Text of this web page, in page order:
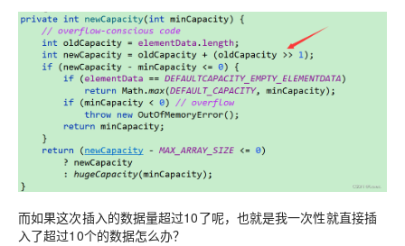
而如果这次插入的数据量超过10了呢，也就是我一次性就直接插
入了超过10个的数据怎么办？